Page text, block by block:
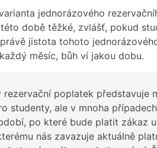
jednorázového
době těžké, zvlášť, pokud
jistota tohoto
měsíc, bůh ví jakou dobu.
poplatek představuje
studenty, ale v mnoha
po které bude platit zákaz
nás zavazuje aktuálně